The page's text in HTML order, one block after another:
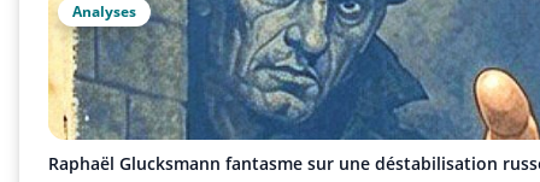
Analyses
Raphaël Glucksmann fantasme sur une déstabilisation